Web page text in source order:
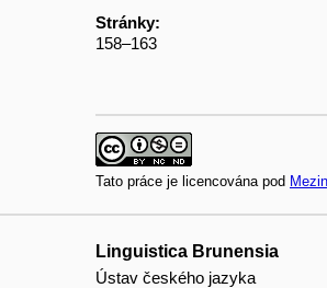
Stránky:
158–163
Tato práce je licencována pod
Linguistica Brunensia
Ústav českého jazyka